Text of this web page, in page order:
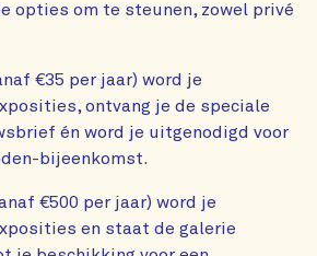
opties om te steunen, zowel privé
€35 per jaar) word je
ontvang je de speciale
én word je uitgenodigd voor
bijeenkomst.
€500 per jaar) word je
en staat de galerie